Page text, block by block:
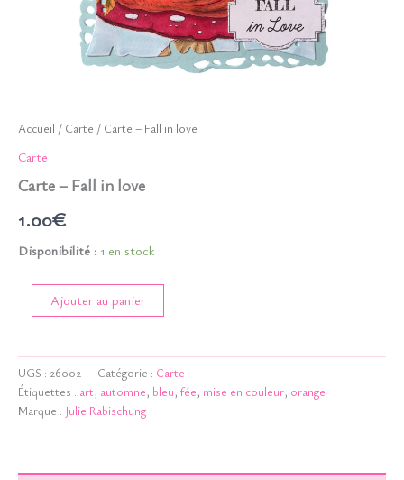
Accueil / Carte / Carte – Fall in love
Carte
Carte – Fall in love
1.00€
Disponibilité : 1 en stock
in
love
Ajouter au panier
UGS : 26002 Catégorie : Carte
Étiquettes : art, automne, bleu, fée, mise en couleur, orange
Marque : Julie Rabischung